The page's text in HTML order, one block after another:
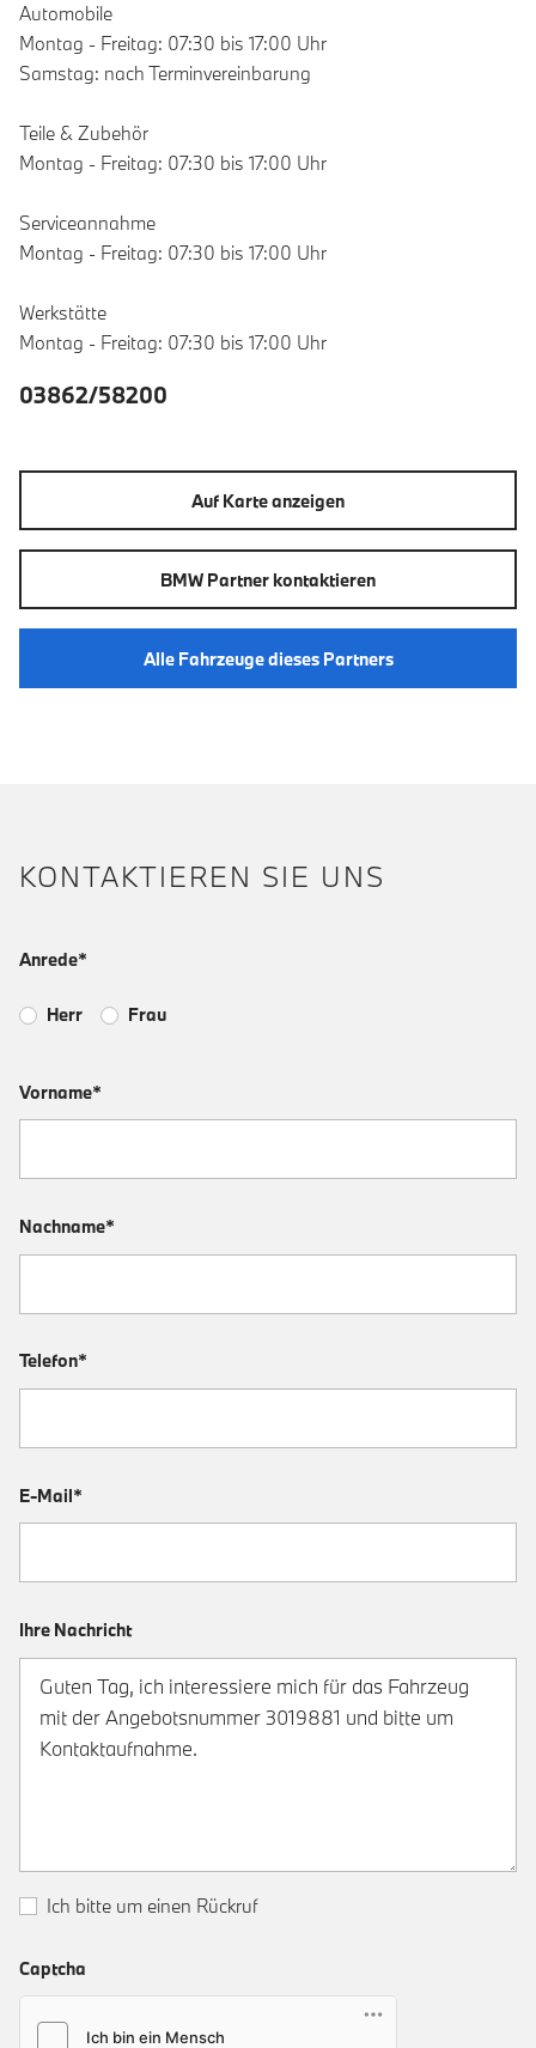
Automobile
Montag - Freitag: 07:30 bis 17:00 Uhr
Samstag: nach Terminvereinbarung
Teile & Zubehör
Montag - Freitag: 07:30 bis 17:00 Uhr
Serviceannahme
Montag - Freitag: 07:30 bis 17:00 Uhr
Werkstätte
Montag - Freitag: 07:30 bis 17:00 Uhr
03862/58200
Auf Karte anzeigen
BMW Partner kontaktieren
Alle Fahrzeuge dieses Partners
KONTAKTIEREN SIE UNS
Anrede*
Herr Frau
Vorname*
Nachname*
Telefon*
E-Mail*
Ihre Nachricht
Ich bitte um einen Rückruf
Captcha